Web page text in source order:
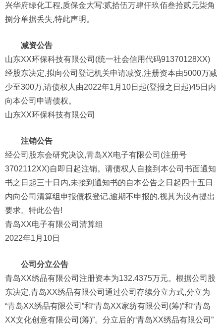
兴华府绿化工程,质保金大写:贰拾伍万肆仟玖佰叁拾贰元柒角
捌分单据丢失,特此声明。
减资公告
山东XX环保科技有限公司(统一社会信用代码91370128XX)
经股东决定,拟向公司登记机关申请减资,注册资本由5000万减
少至300万,请债权人由2022年1月10日起(登报之日起)45日内
向本公司申请债权。
山东XX环保科技有限公司
注销公告
经公司股东会研究决议,青岛XX电子有限公司(注册号
3702112XX)自即日起注销。请债权人自接到本公司书面通知
书之日起三十日内,未接到通知书的自本公告之日起四十五日
内向公司清算组申报债权登记,逾期不申报的,视其为没有提出
要求。特此公告!
青岛XX电子有限公司清算组
2022年1月10日
公司分立公告
青岛XX绣品有限公司注册资本为132.4375万元。根据公司股
东决定,青岛XX绣品有限公司通过公司存续分立方式,分立为
“青岛XX绣品有限公司”和“青岛XX家纺有限公司(筹)”和“青岛
XX文化创意有限公司(筹)”。分立后的“青岛XX绣品有限公司”